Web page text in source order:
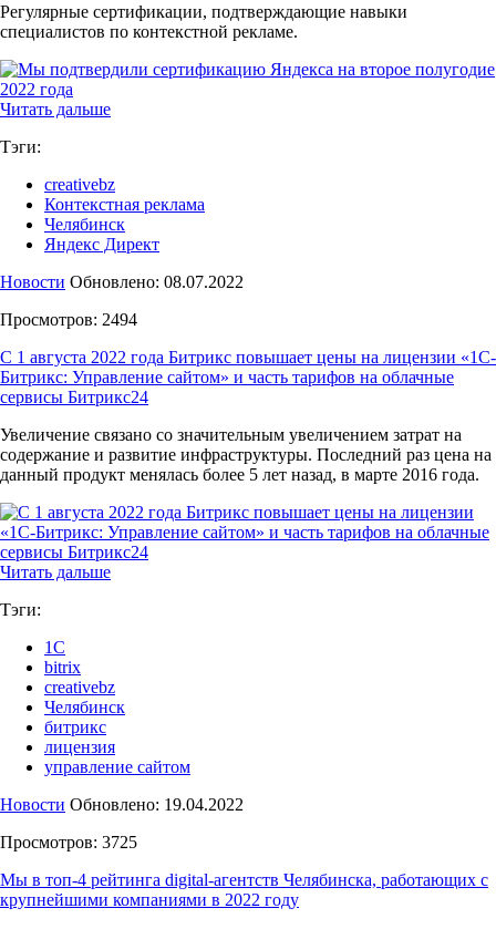
Регулярные сертификации, подтверждающие навыки
специалистов по контекстной рекламе.
Читать дальше
Тэги:
creativebz
Контекстная реклама
Челябинск
Яндекс Директ
Новости Обновлено: 08.07.2022
Просмотров: 2494
С 1 августа 2022 года Битрикс повышает цены на лицензии «1С-
Битрикс: Управление сайтом» и часть тарифов на облачные
сервисы Битрикс24
Увеличение связано со значительным увеличением затрат на
содержание и развитие инфраструктуры. Последний раз цена на
данный продукт менялась более 5 лет назад, в марте 2016 года.
Читать дальше
Тэги:
1С
bitrix
creativebz
Челябинск
битрикс
лицензия
управление сайтом
Новости Обновлено: 19.04.2022
Просмотров: 3725
Мы в топ-4 рейтинга digital-агентств Челябинска, работающих с
крупнейшими компаниями в 2022 году